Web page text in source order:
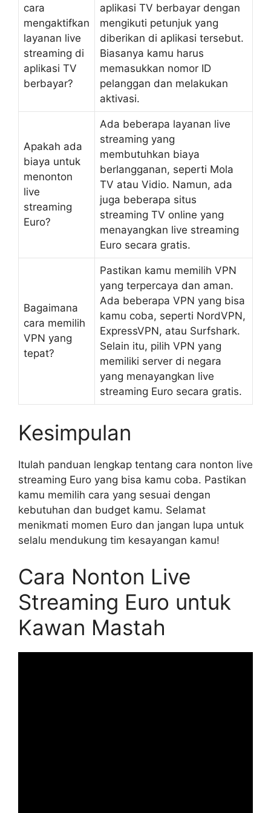
cara
mengaktifkan
layanan live
streaming di
aplikasi TV
berbayar?
aplikasi TV berbayar dengan
mengikuti petunjuk yang
diberikan di aplikasi tersebut.
Biasanya kamu harus
memasukkan nomor ID
pelanggan dan melakukan
aktivasi.
Apakah ada
biaya untuk
menonton
live
streaming
Euro?
Ada beberapa layanan live
streaming yang
membutuhkan biaya
berlangganan, seperti Mola
TV atau Vidio. Namun, ada
juga beberapa situs
streaming TV online yang
menayangkan live streaming
Euro secara gratis.
Bagaimana
cara memilih
VPN yang
tepat?
Pastikan kamu memilih VPN
yang terpercaya dan aman.
Ada beberapa VPN yang bisa
kamu coba, seperti NordVPN,
ExpressVPN, atau Surfshark.
Selain itu, pilih VPN yang
memiliki server di negara
yang menayangkan live
streaming Euro secara gratis.
Kesimpulan
Itulah panduan lengkap tentang cara nonton live
streaming Euro yang bisa kamu coba. Pastikan
kamu memilih cara yang sesuai dengan
kebutuhan dan budget kamu. Selamat
menikmati momen Euro dan jangan lupa untuk
selalu mendukung tim kesayangan kamu!
Cara Nonton Live
Streaming Euro untuk
Kawan Mastah